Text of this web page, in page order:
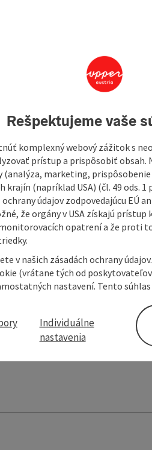
Rešpektujeme vaše
komplexný webový zážitok s
prístup a prispôsobiť obsah.
(analýza, marketing,
krajín (napríklad USA) (čl. 49 ods. 1
údajov zodpovedajúcu EÚ
že orgány v USA získajú prístup
opatrení a že proti
v našich zásadách ochrany
(vrátane tých od
nastavení. Tento
Individuálne
nastavenia